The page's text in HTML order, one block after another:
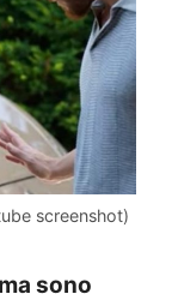
screenshot)
sono